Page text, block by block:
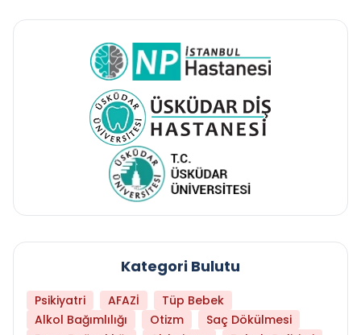
Kategori Bulutu
Psikiyatri AFAZİ
Tüp Bebek
Alkol Bağımlılığı
Otizm
Saç Dökülmesi